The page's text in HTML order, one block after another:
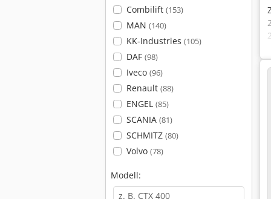
Combilift (153)
MAN (140)
KK-Industries (105)
DAF (98)
Iveco (96)
Renault (88)
ENGEL (85)
SCANIA (81)
SCHMITZ (80)
Volvo (78)
Modell: